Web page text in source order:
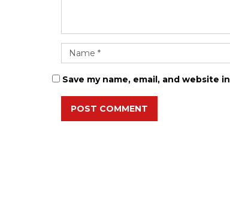
Save my name, email, and website
POST COMMENT